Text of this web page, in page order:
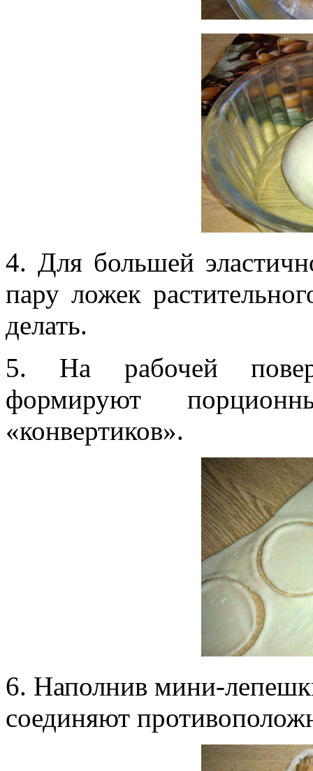
4. Для большей
пару ложек
делать.
5. На рабочей
формируют
«конвертиков».
6. Наполнив мини-
соединяют